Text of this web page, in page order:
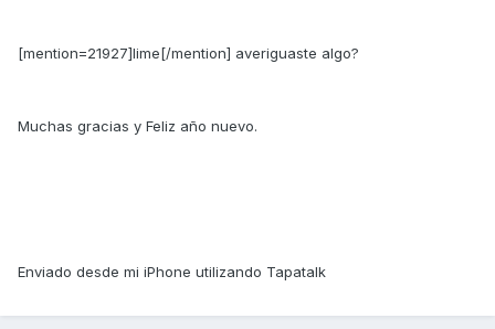
[mention=21927]lime[/mention] averiguaste algo?
Muchas gracias y Feliz año nuevo.
Enviado desde mi iPhone utilizando Tapatalk